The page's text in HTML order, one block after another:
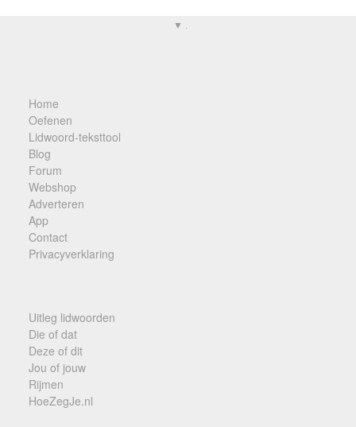
▼ .
Home
Oefenen
Lidwoord-teksttool
Blog
Forum
Webshop
Adverteren
App
Contact
Privacyverklaring
Uitleg lidwoorden
Die of dat
Deze of dit
Jou of jouw
Rijmen
HoeZegJe.nl